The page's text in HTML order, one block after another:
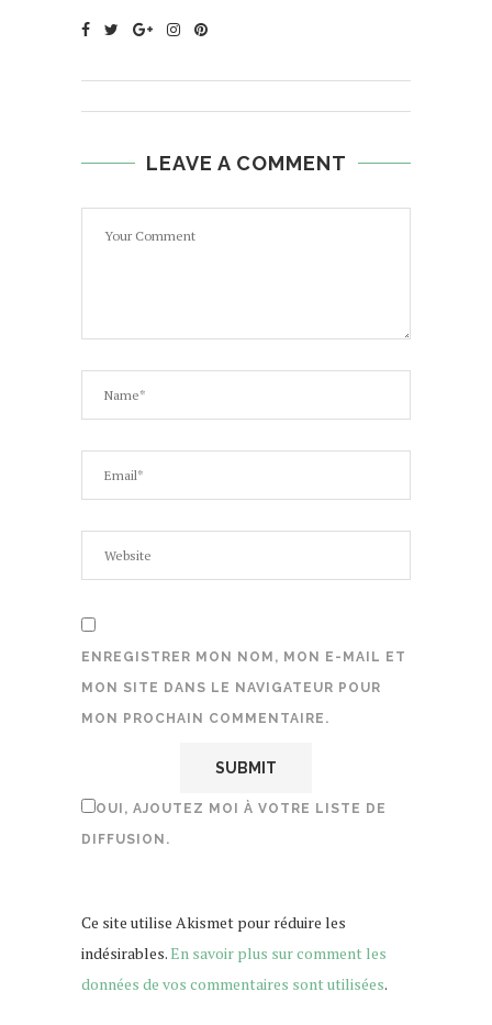
LEAVE A COMMENT
ENREGISTRER MON NOM, MON E-MAIL ET
MON SITE DANS LE NAVIGATEUR POUR
MON PROCHAIN COMMENTAIRE.
OUI, AJOUTEZ MOI À VOTRE LISTE DE
DIFFUSION.
Ce site utilise Akismet pour réduire les
indésirables.En savoir plus sur comment les
données de vos commentaires sont utilisées.